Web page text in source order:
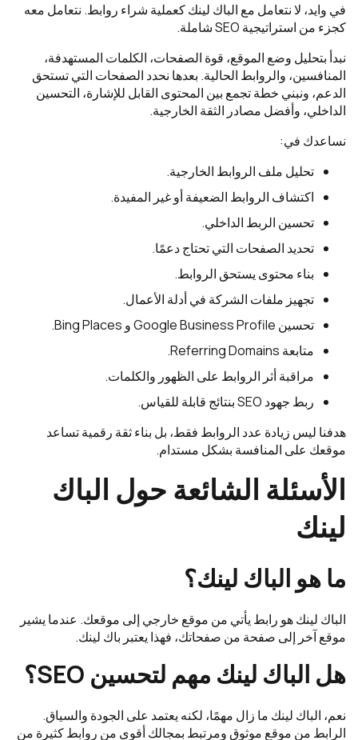
في وايد، لا نتعامل مع الباك لينك كعملية شراء روابط. نتعامل معه
كجزء من استراتيجية SEO شاملة.
نبدأ بتحليل وضع الموقع، قوة الصفحات، الكلمات المستهدفة،
المنافسين، والروابط الحالية. بعدها نحدد الصفحات التي تستحق
الدعم، ونبني خطة تجمع بين المحتوى القابل للإشارة، التحسين
الداخلي، وأفضل مصادر الثقة الخارجية.
نساعدك في:
تحليل ملف الروابط الخارجية.
اكتشاف الروابط الضعيفة أو غير المفيدة.
تحسين الربط الداخلي.
تحديد الصفحات التي تحتاج دعمًا.
بناء محتوى يستحق الروابط.
تجهيز ملفات الشركة في أدلة الأعمال.
تحسين Google Business Profile و Bing Places.
متابعة Referring Domains.
مراقبة أثر الروابط على الظهور والكلمات.
ربط جهود SEO بنتائج قابلة للقياس.
هدفنا ليس زيادة عدد الروابط فقط، بل بناء ثقة رقمية تساعد
موقعك على المنافسة بشكل مستدام.
الأسئلة الشائعة حول الباك
لينك
ما هو الباك لينك؟
الباك لينك هو رابط يأتي من موقع خارجي إلى موقعك. عندما يشير
موقع آخر إلى صفحة من صفحاتك، فهذا يعتبر باك لينك.
هل الباك لينك مهم لتحسين SEO؟
نعم، الباك لينك ما زال مهمًا، لكنه يعتمد على الجودة والسياق.
الرابط من موقع موثوق ومرتبط بمجالك أقوى من روابط كثيرة من